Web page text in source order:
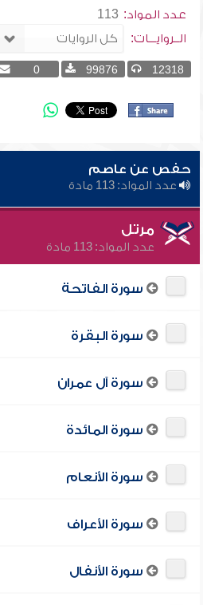
عدد المواد: 113
الــروايـــات:
12318
99876
0
حفص عن عاصم
عدد المواد: 113 مادة
مرتل
عدد المواد: 113 مادة
سورة الفاتحة
سورة البقرة
سورة آل عمران
سورة المائدة
سورة الأنعام
سورة الأعراف
سورة الأنفال